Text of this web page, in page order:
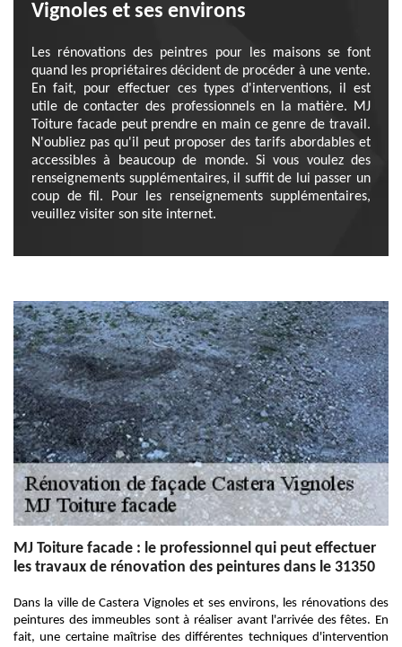
Vignoles et ses environs
Les rénovations des peintres pour les maisons se font
quand les propriétaires décident de procéder à une vente.
En fait, pour effectuer ces types d'interventions, il est
utile de contacter des professionnels en la matière. MJ
Toiture facade peut prendre en main ce genre de travail.
N'oubliez pas qu'il peut proposer des tarifs abordables et
accessibles à beaucoup de monde. Si vous voulez des
renseignements supplémentaires, il suffit de lui passer un
coup de fil. Pour les renseignements supplémentaires,
veuillez visiter son site internet.
MJ Toiture facade : le professionnel qui peut effectuer
les travaux de rénovation des peintures dans le 31350
Dans la ville de Castera Vignoles et ses environs, les rénovations des
peintures des immeubles sont à réaliser avant l'arrivée des fêtes. En
fait, une certaine maîtrise des différentes techniques d'intervention